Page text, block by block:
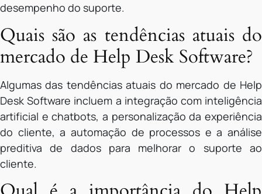
desempenho do suporte.
Quais são as tendências atuais do
mercado de Help Desk Software?
Algumas das tendências atuais do mercado de Help
Desk Software incluem a integração com inteligência
artificial e chatbots, a personalização da experiência
do cliente, a automação de processos e a análise
preditiva de dados para melhorar o suporte ao
cliente.